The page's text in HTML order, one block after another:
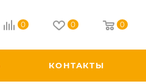
0 0 0
КОНТАКТЫ